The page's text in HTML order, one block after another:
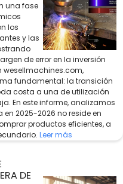
una fase
los
y las
de error en la inversión
wesellmachines.com,
fundamental: la transición
costa a una de utilización
En este informe, analizamos
2025-2026 no reside en
productos eficientes, a
Leer más
DE